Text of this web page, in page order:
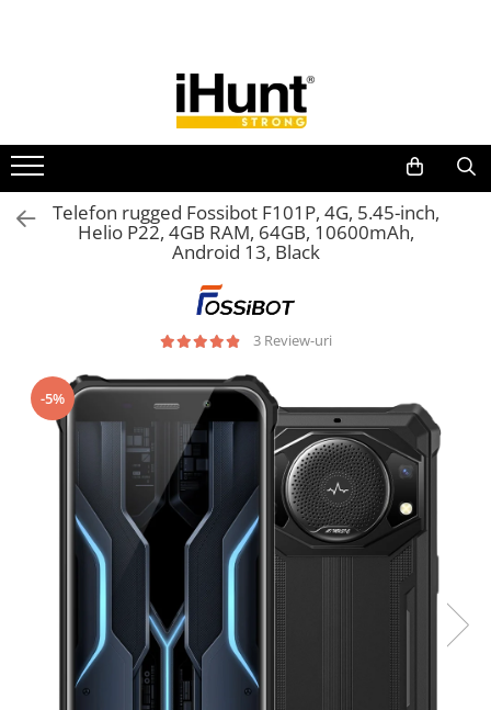
TELEFOANE & TABLETE IHUNT
Telefoane iHunt
Smartphone
Telefoane Rezistente
Telefoane Butoane
Smartwatch
Accesorii smartwatch
ELECTROCASNICE
Aparate de Gătit
Oală sub Presiune
Slow Cooker
Deshidratoare
Telefon rugged Fossibot F101P, 4G, 5.45-inch,
Helio P22, 4GB RAM, 64GB, 10600mAh,
Android 13, Black
3 Review-uri
-5%